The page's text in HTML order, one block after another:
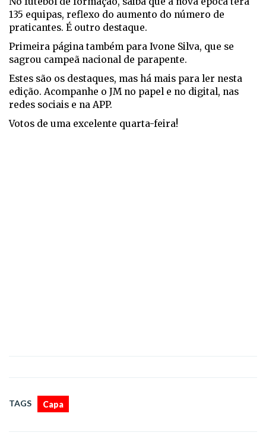
135 equipas, reflexo do aumento do número de
praticantes. É outro destaque.
Primeira página também para Ivone Silva, que se
sagrou campeã nacional de parapente.
Estes são os destaques, mas há mais para ler nesta
edição. Acompanhe o JM no papel e no digital, nas
redes sociais e na APP.
Votos de uma excelente quarta-feira!
TAGS Capa